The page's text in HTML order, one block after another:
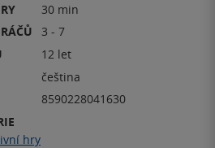
30 min
3 - 7
12 let
čeština
8590228041630
hry